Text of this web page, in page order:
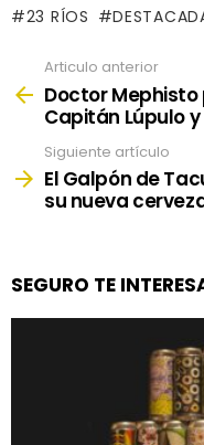
23 RÍOS
more
Articulo anterior
Doctor
Capitán Lúpulo
Siguiente artículo
El Galpón de
su nueva
SEGURO TE